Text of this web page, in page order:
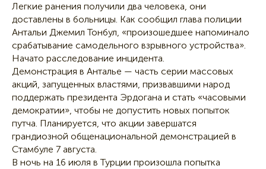
Легкие ранения получили два человека, они
доставлены в больницы. Как сообщил глава полиции
Антальи Джемил Тонбул, «произошедшее напоминало
срабатывание самодельного взрывного устройства».
Начато расследование инцидента.
Демонстрация в Анталье — часть серии массовых
акций, запущенных властями, призвавшими народ
поддержать президента Эрдогана и стать «часовыми
демократии», чтобы не допустить новых попыток
путча. Планируется, что акции завершатся
грандиозной общенациональной демонстрацией в
Стамбуле 7 августа.
В ночь на 16 июля в Турции произошла попытка